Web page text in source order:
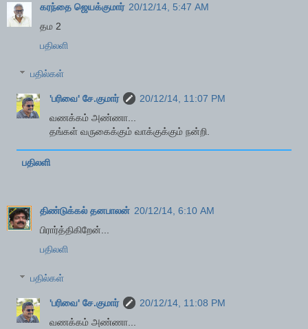
கரந்தை ஜெயக்குமார் 20/12/14, 5:47 AM
தம 2
பதிலளி
பதில்கள்
'பரிவை' சே.குமார்
20/12/14, 11:07 PM
வணக்கம் அண்ணா...
தங்கள் வருகைக்கும் வாக்குக்கும் நன்றி.
பதிலளி
திண்டுக்கல் தனபாலன் 20/12/14, 6:10 AM
பிரார்த்திகிறேன்...
பதிலளி
பதில்கள்
'பரிவை' சே.குமார்
20/12/14, 11:08 PM
வணக்கம் அண்ணா...